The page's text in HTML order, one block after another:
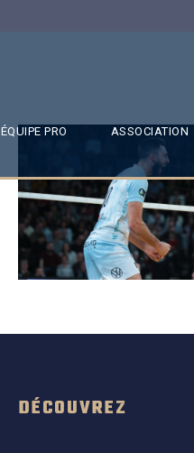
ÉQUIPE PRO ASSOCIATION
SAISON 24/25-10
DÉCOUVREZ